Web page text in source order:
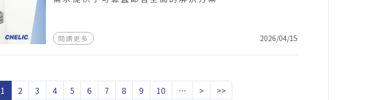
2026/04/15
閱讀更多
1 2 3 4 5 6 7 8 9 10 … > >>